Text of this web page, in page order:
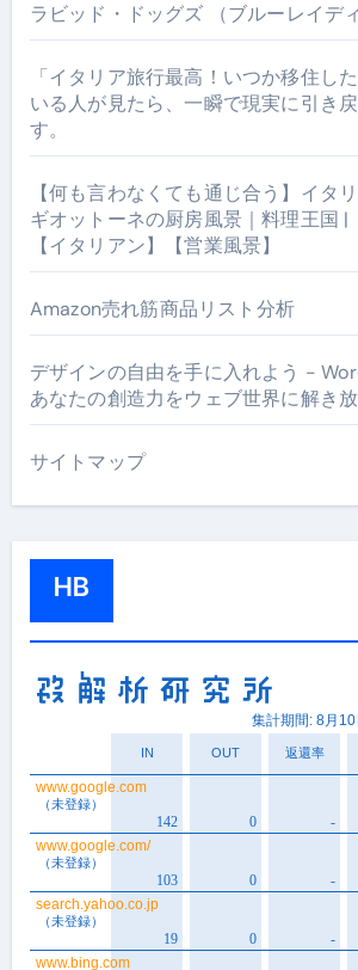
ラビッド・ドッグズ （ブルーレイデ
「イタリア旅行最高！いつか移住し
いる人が見たら、一瞬で現実に引き
す。
【何も言わなくても通じ合う】イタ
ギオットーネの厨房風景｜料理王国 |
【イタリアン】【営業風景】
Amazon売れ筋商品リスト分析
デザインの自由を手に入れよう -
あなたの創造力をウェブ世界に解き
サイトマップ
HB